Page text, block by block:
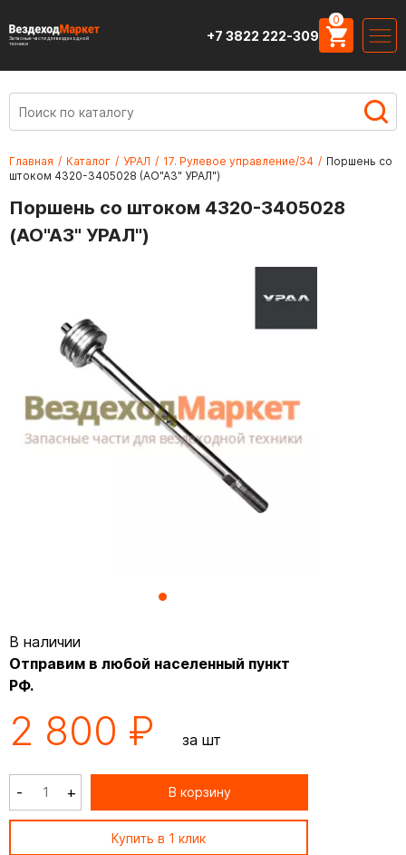
Запасные части для вездеходной
техники
+7 3822 222-309
0
Главная / Каталог / УРАЛ / 17. Рулевое управление/34 / Поршень со
штоком 4320-3405028 (АО"АЗ" УРАЛ")
Поршень со штоком 4320-3405028
(АО"АЗ" УРАЛ")
В наличии
Отправим в любой населенный пункт
РФ.
2 800 ₽ за шт
- + В корзину
Купить в 1 клик